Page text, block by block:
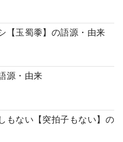
【玉蜀黍】の語源・由来
源・由来
もない【突拍子もない】の